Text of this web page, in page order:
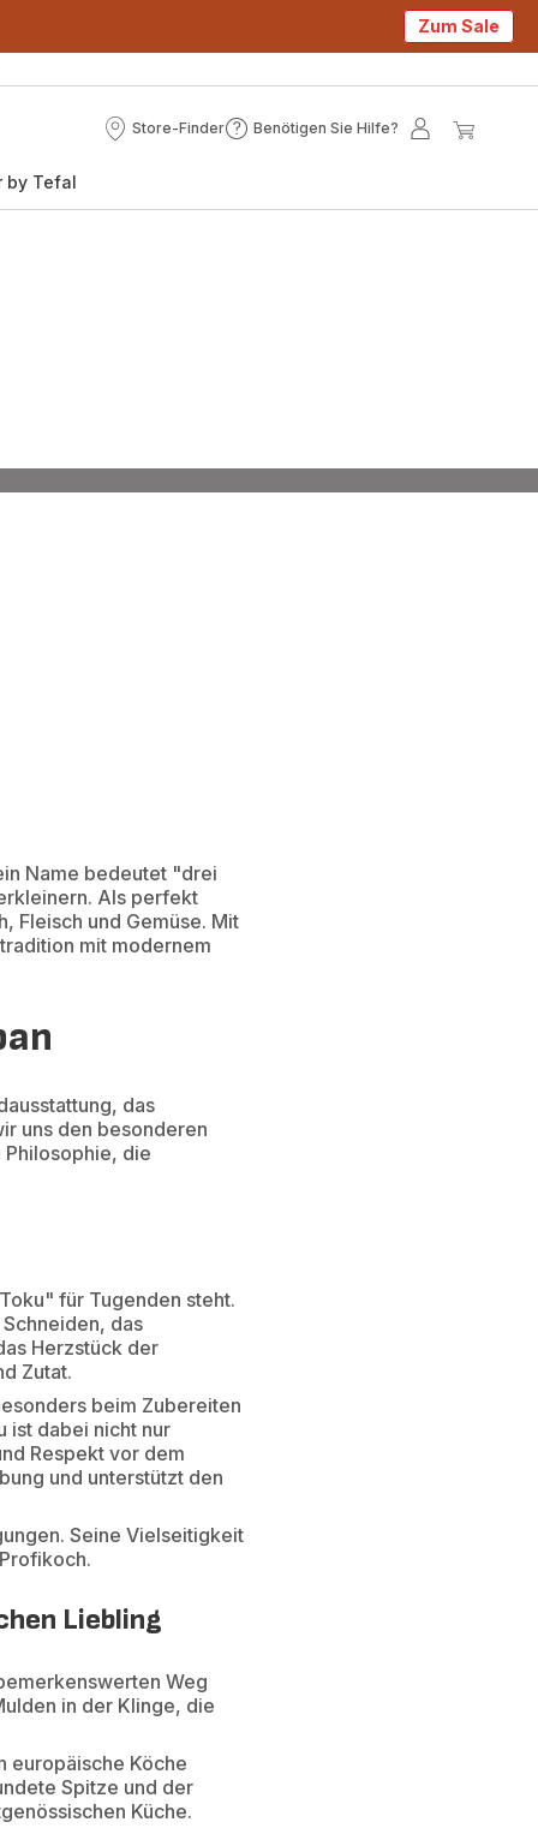
Zum Sale
Store-Finder
Store-
Benötigen Sie Hilfe?
Benötigen
Mein
by Tefal
Name bedeutet "drei
Als perfekt
Fleisch und Gemüse. Mit
mit modernem
das
uns den besonderen
die
für Tugenden steht.
das
Herzstück der
Zutat.
beim Zubereiten
ist dabei nicht nur
Respekt vor dem
und unterstützt den
Seine Vielseitigkeit
Liebling
Weg
in der Klinge, die
europäische Köche
Spitze und der
Küche.